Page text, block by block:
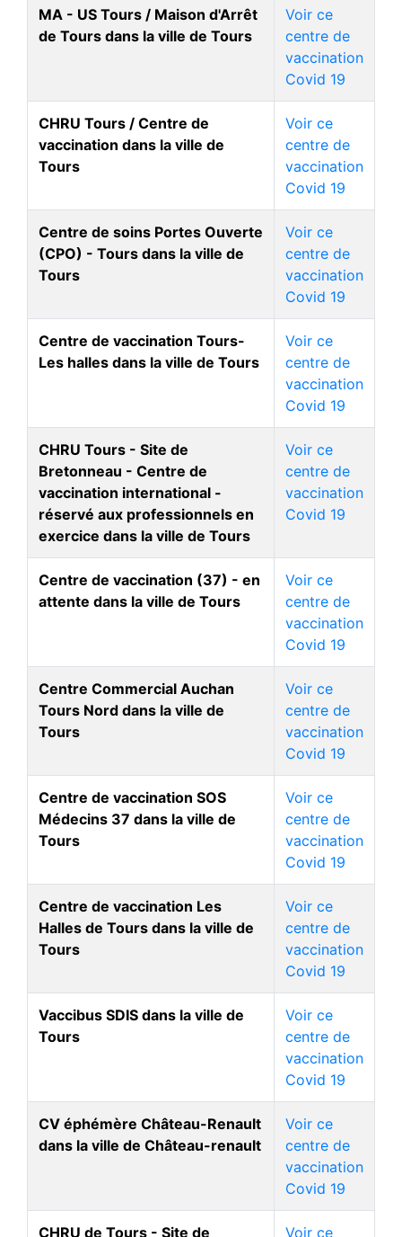
MA - US Tours / Maison d'Arrêt
de Tours dans la ville de Tours
Voir ce
centre de
vaccination
Covid 19
CHRU Tours / Centre de
vaccination dans la ville de
Tours
Voir ce
centre de
vaccination
Covid 19
Centre de soins Portes Ouverte
(CPO) - Tours dans la ville de
Tours
Voir ce
centre de
vaccination
Covid 19
Centre de vaccination Tours-
Les halles dans la ville de Tours
Voir ce
centre de
vaccination
Covid 19
CHRU Tours - Site de
Bretonneau - Centre de
vaccination international -
réservé aux professionnels en
exercice dans la ville de Tours
Voir ce
centre de
vaccination
Covid 19
Centre de vaccination (37) - en
attente dans la ville de Tours
Voir ce
centre de
vaccination
Covid 19
Centre Commercial Auchan
Tours Nord dans la ville de
Tours
Voir ce
centre de
vaccination
Covid 19
Centre de vaccination SOS
Médecins 37 dans la ville de
Tours
Voir ce
centre de
vaccination
Covid 19
Centre de vaccination Les
Halles de Tours dans la ville de
Tours
Voir ce
centre de
vaccination
Covid 19
Vaccibus SDIS dans la ville de
Tours
Voir ce
centre de
vaccination
Covid 19
CV éphémère Château-Renault
dans la ville de Château-renault
Voir ce
centre de
vaccination
Covid 19
CHRU de Tours - Site de
Voir ce